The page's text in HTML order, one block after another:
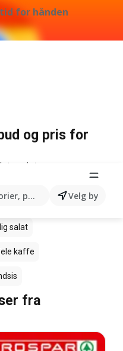
for hånden
produkter...Velg by
og pris for
ordet.
Kiwi
salat
kaffe
fra